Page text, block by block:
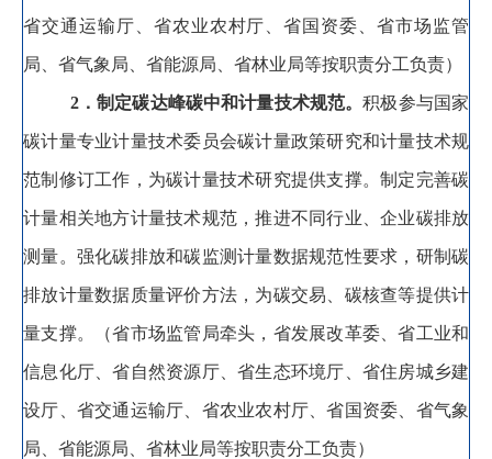
省交通运输厅、省农业农村厅、省国资委、省市场监管
局、省气象局、省能源局、省林业局等按职责分工负责）
2．制定碳达峰碳中和计量技术规范。积极参与国家
碳计量专业计量技术委员会碳计量政策研究和计量技术规
范制修订工作 ， 为碳计量技术研究提供支撑。制定完善碳
计量相关地方计量技术规范 ，推进不同行业、企业碳排放
测量。强化碳排放和碳监测计量数据规范性要求 ， 研制碳
排放计量数据质量评价方法，为碳交易、碳核查等提供计
量支撑。 （省市场监管局牵头 ， 省发展改革委、省工业和
信息化厅、省自然资源厅、省生态环境厅、省住房城乡建
设厅、省交通运输厅、省农业农村厅、省国资委、省气象
局、省能源局、省林业局等按职责分工负责）